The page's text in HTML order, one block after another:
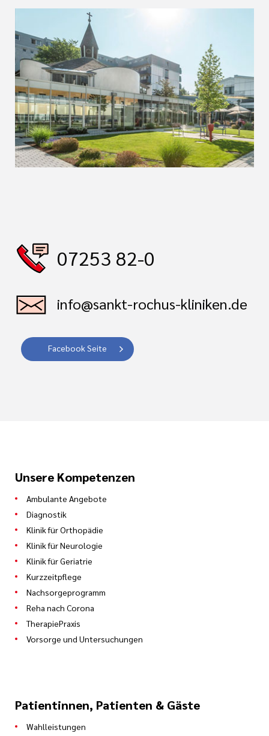
07253 82-0
info@sankt-rochus-kliniken.de
Facebook Seite
Unsere Kompetenzen
Ambulante Angebote
Diagnostik
Klinik für Orthopädie
Klinik für Neurologie
Klinik für Geriatrie
Kurzzeitpflege
Nachsorgeprogramm
Reha nach Corona
TherapiePraxis
Vorsorge und Untersuchungen
Patientinnen, Patienten & Gäste
Wahlleistungen